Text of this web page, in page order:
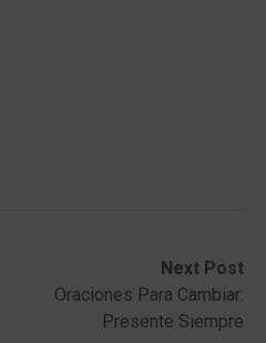
Next Post
Oraciones Para Cambiar:
Presente Siempre